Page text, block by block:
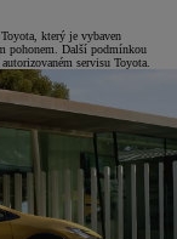
který je vybaven
pohonem. Další podmínkou
servisu Toyota.